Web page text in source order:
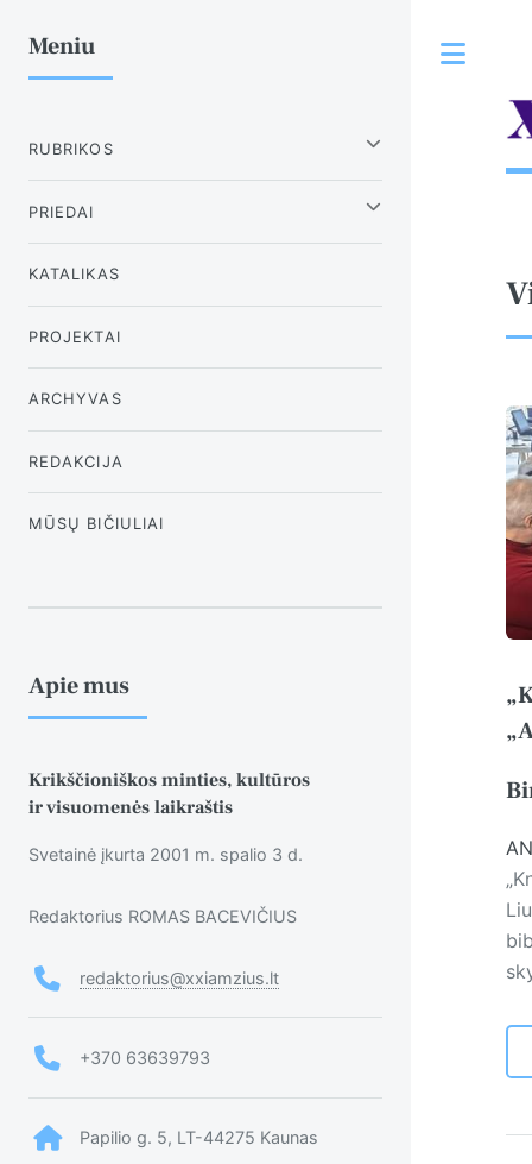
Meniu
RUBRIKOS
PRIEDAI
KATALIKAS
PROJEKTAI
ARCHYVAS
REDAKCIJA
MŪSŲ BIČIULIAI
Apie mus
Krikščioniškos minties, kultūros
ir visuomenės laikraštis
Svetainė įkurta 2001 m. spalio 3 d.
Redaktorius ROMAS BACEVIČIUS
redaktorius@xxiamzius.lt
+370 63639793
Papilio g. 5, LT-44275 Kaunas